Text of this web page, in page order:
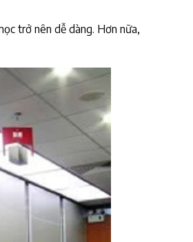
trở nên dễ dàng. Hơn nữa,